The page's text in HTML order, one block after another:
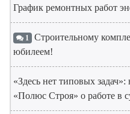
График ремонтных работ
1 Строительному
юбилеем!
«Здесь нет типовых
«Полюс Строя» о работе в